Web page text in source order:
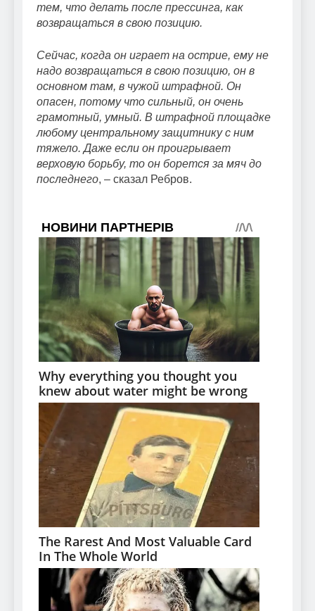
тем, что делать после прессинга, как
возвращаться в свою позицию.
Сейчас, когда он играет на острие, ему не
надо возвращаться в свою позицию, он в
основном там, в чужой штрафной. Он
опасен, потому что сильный, он очень
грамотный, умный. В штрафной площадке
любому центральному защитнику с ним
тяжело. Даже если он проигрывает
верховую борьбу, то он борется за мяч до
последнего, – сказал Ребров.